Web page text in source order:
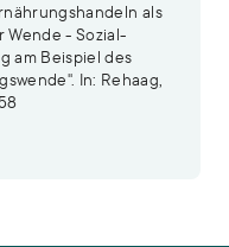
als
Wende - Sozial-
am Beispiel des
In: Rehaag,